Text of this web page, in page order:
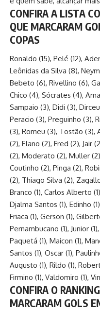
CONFIRA A LISTA
QUE MARCARAM
COPAS
Ronaldo (15), Pelé (12),
Leônidas da Silva (8),
Bebeto (6), Rivellino (6),
Chico (4), Sócrates (4),
Sampaio (3), Didi (3),
Peracio (3), Preguinho (3),
(3), Romeu (3), Tostão (3),
(2), Elano (2), Fred (2), Jair
(2), Moderato (2), Muller
Coutinho (2), Pinga (2),
(2), Thiago Silva (2),
Branco (1), Carlos Alberto
Djalma Santos (1), Edinho
Friaca (1), Gerson (1),
Pernambucano (1), Junior
Paquetá (1), Maicon (1),
Santos (1), Oscar (1),
Augusto (1), Rildo (1),
Firmino (1), Valdomiro (1),
CONFIRA O
MARCARAM GOLS